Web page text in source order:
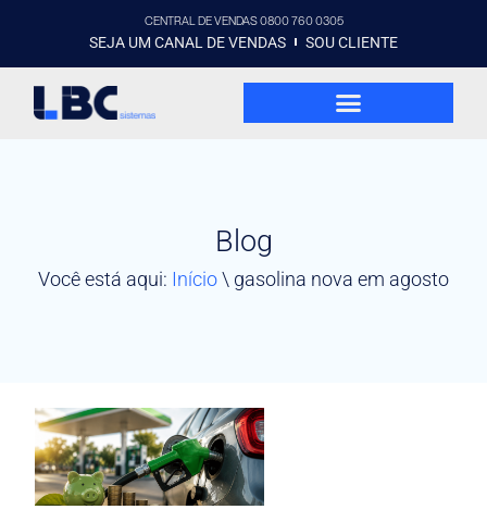
CENTRAL DE VENDAS 0800 760 0305
SEJA UM CANAL DE VENDAS SOU CLIENTE
Blog
Você está aqui: Início\ gasolina nova em agosto